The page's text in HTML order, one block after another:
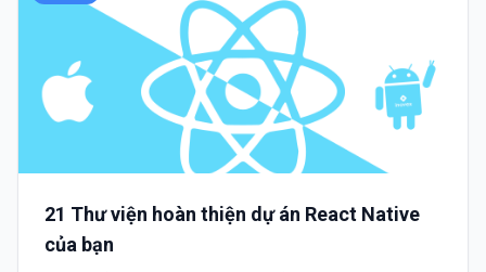
21 Thư viện hoàn thiện dự án React Native
của bạn